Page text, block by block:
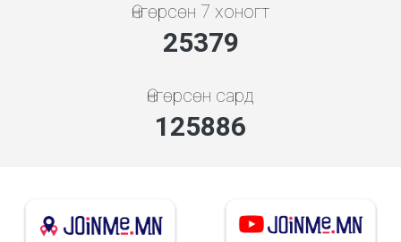
Өнгөрсөн 7 хоногт
29284
Өнгөрсөн сард
145253